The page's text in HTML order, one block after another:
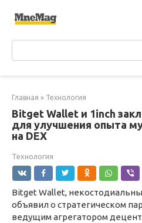
Главная » Технология
Bitget Wallet и 1inch
для улучшения опыта
на DEX
Технология
Bitget Wallet,
объявил о стратегическом
ведущим агрегатором